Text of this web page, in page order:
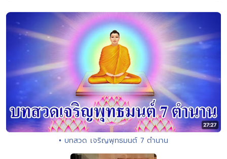
• บทสวด เจริญพุทธมนต์ 7 ตำนาน